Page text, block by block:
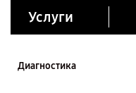
Услуги
Диагностика